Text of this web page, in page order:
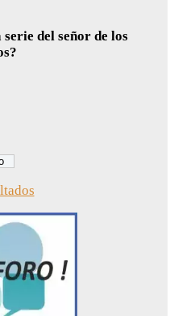
del señor de los